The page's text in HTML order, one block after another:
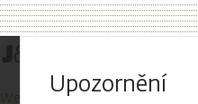
Upozornění
Wealth Report